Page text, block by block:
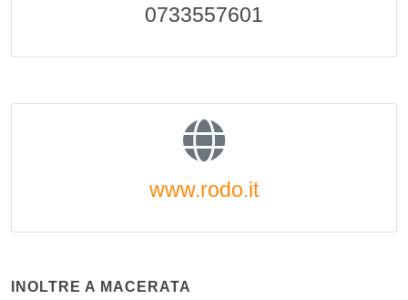
0733557601
www.rodo.it
INOLTRE A MACERATA